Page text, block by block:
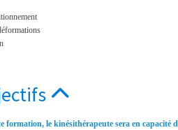
formation, le kinésithérapeute sera en capacité